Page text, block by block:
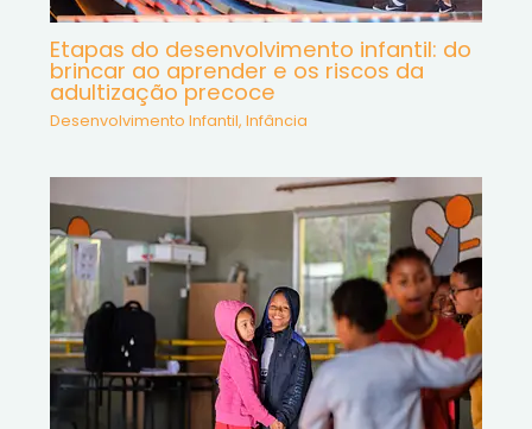
Etapas do desenvolvimento infantil: do
brincar ao aprender e os riscos da
adultização precoce
Desenvolvimento Infantil, Infância